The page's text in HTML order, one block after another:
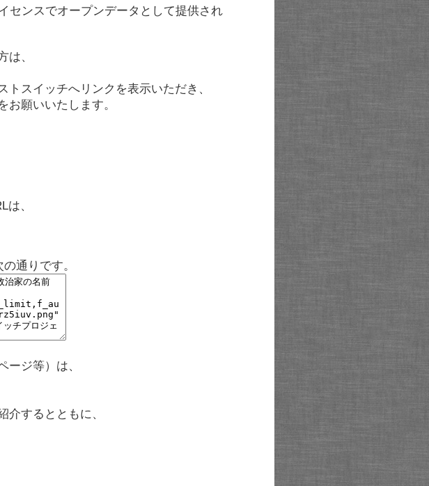
センスでオープンデータとして提供され
は、
スイッチへリンクを表示いただき、
願いいたします。
、
通りです。
ージ等）は、
するとともに、